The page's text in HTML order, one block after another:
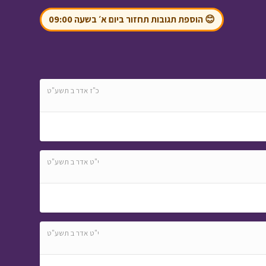
😊 הוספת תגובות תחזור ביום א׳ בשעה 09:00
כ"ז אדר ב תשע"ט
י"ט אדר ב תשע"ט
י"ט אדר ב תשע"ט